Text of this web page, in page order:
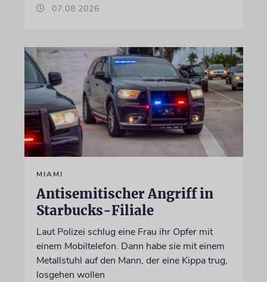
07.08.2026
MIAMI
Antisemitischer Angriff in
Starbucks-Filiale
Laut Polizei schlug eine Frau ihr Opfer mit
einem Mobiltelefon. Dann habe sie mit einem
Metallstuhl auf den Mann, der eine Kippa trug,
losgehen wollen